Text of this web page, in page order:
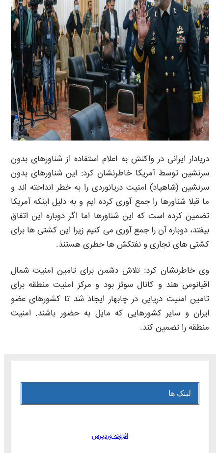
دریادار ایرانی در واکنش به اعلام استفاده از شناورهای بدون
سرنشین توسط آمریکا خاطرنشان کرد: این شناورهای بدون
سرنشین (شاهپاد) امنیت دریانوردی را به خطر انداخته اند و
ما قبلا شناورها را جمع آوری کرده ایم و به دلیل اینکه آمریکا
تضمین کرده است که این شناورها اما اگر دوباره این اتفاق
بیفتد، دوباره آن را جمع آوری می کنیم زیرا این کشتی ها برای
کشتی های تجاری و نفتکش ها خطری هستند.
وی خاطرنشان کرد: تلاش دشمن برای تامین امنیت شمال
اقیانوس هند و کانال سوئز بود و مرکز امنیت منطقه برای
تامین امنیت دریایی در چابهار ایجاد شد تا کشورهای عضو
ایران و سایر کشورهایی که مایل به حضور باشند. امنیت
منطقه را تضمین کند.
لینک ها
افزونه وردپرس